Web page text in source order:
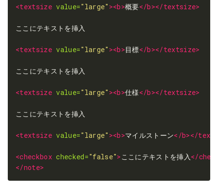
<textsize value="large" ><b>概要</b></textsize>
<textsize value="large" ><b>目標</b></textsize>
<textsize value="large" ><b>仕様</b></textsize>
<textsize value="large" ><b>マイルストーン</b></
<checkbox checked="false">ここにテキストを挿入</
</note>